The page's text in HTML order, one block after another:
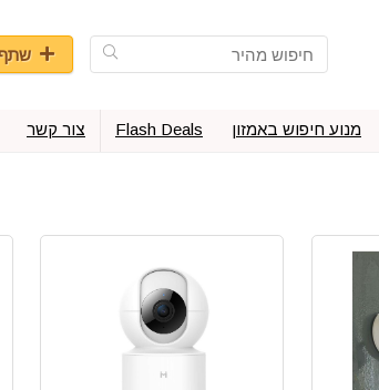
מנוע חיפוש באמזון Flash Deals צור קשר